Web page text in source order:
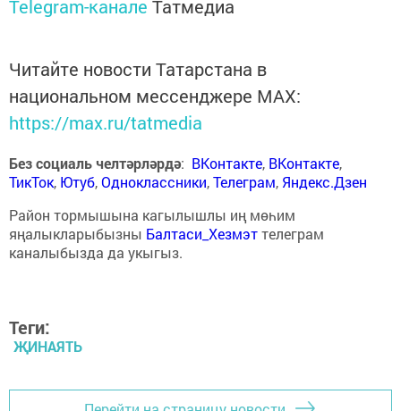
Telegram-канале Татмедиа
Читайте новости Татарстана в
национальном мессенджере MАХ:
https://max.ru/tatmedia
Без социаль челтәрләрдә: ВКонтакте, ВКонтакте,
ТикТок, Ютуб,Одноклассники,Телеграм, Яндекс.Дзен
Район тормышына кагылышлы иң мөһим
яңалыкларыбызны Балтаси_Хезмэттелеграм
каналыбызда да укыгыз.
Теги:
ҖИНАЯТЬ